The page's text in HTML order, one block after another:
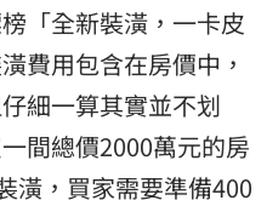
「全新裝潢，一卡皮
費用包含在房價中，
細一算其實並不划
間總價2000萬元的房
潢，買家需要準備400